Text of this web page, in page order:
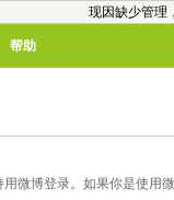
现因缺少管理
帮助
微博登录。如果你是使用